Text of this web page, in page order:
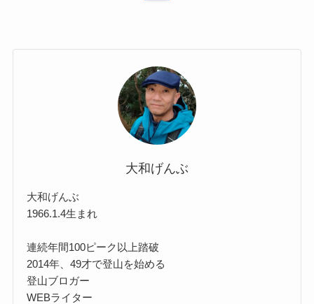
大和げんぶ
大和げんぶ
1966.1.4生まれ
連続年間100ピーク以上踏破
2014年、49才で登山を始める
登山ブロガー
WEBライター